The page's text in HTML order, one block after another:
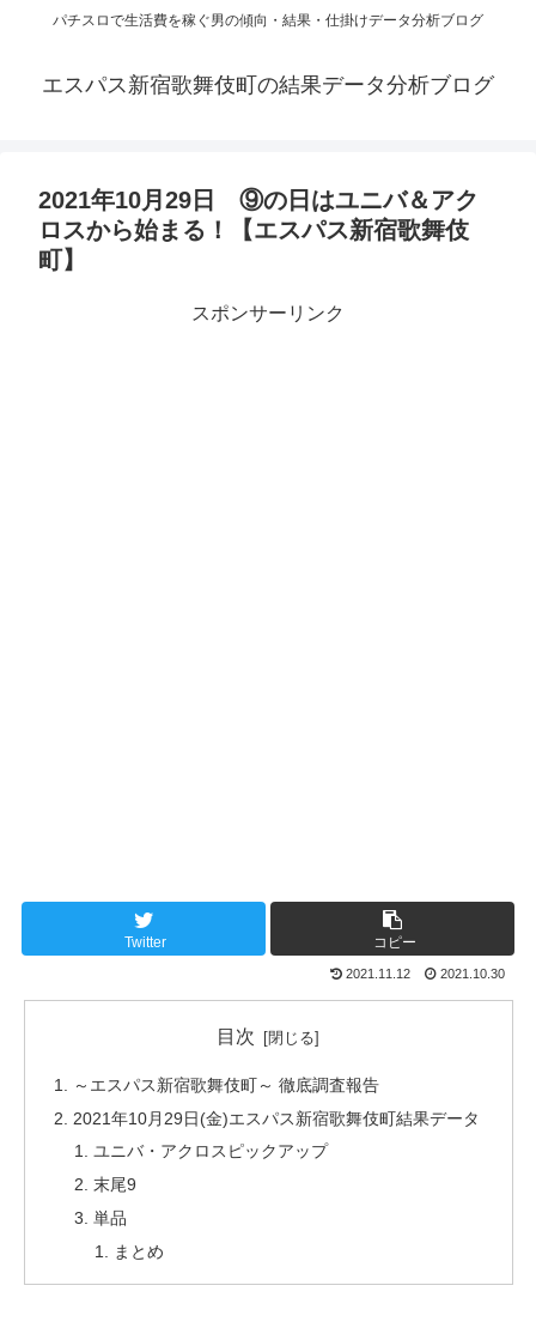
パチスロで生活費を稼ぐ男の傾向・結果・仕掛けデータ分析ブログ
エスパス新宿歌舞伎町の結果データ分析ブログ
2021年10月29日 ⑨の日はユニバ＆アク
ロスから始まる！【エスパス新宿歌舞伎
町】
スポンサーリンク
Twitter コピー
2021.11.12 2021.10.30
目次
～エスパス新宿歌舞伎町～ 徹底調査報告
2021年10月29日(金)エスパス新宿歌舞伎町結果データ
ユニバ・アクロスピックアップ
末尾9
単品
まとめ